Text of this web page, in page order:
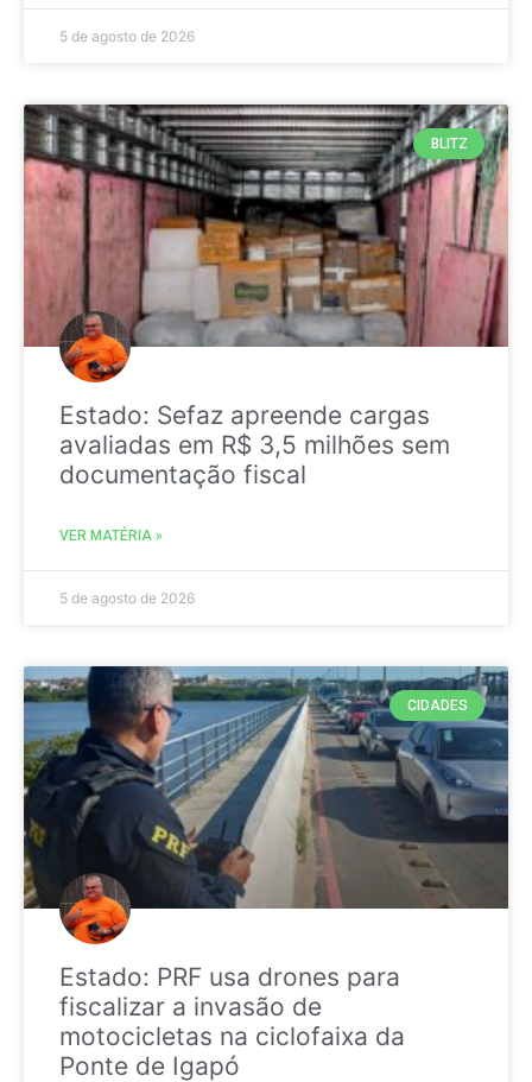
5 de agosto de 2026
BLITZ
Estado: Sefaz apreende cargas
avaliadas em R$ 3,5 milhões sem
documentação fiscal
VER MATÉRIA »
5 de agosto de 2026
CIDADES
Estado: PRF usa drones para
fiscalizar a invasão de
motocicletas na ciclofaixa da
Ponte de Igapó